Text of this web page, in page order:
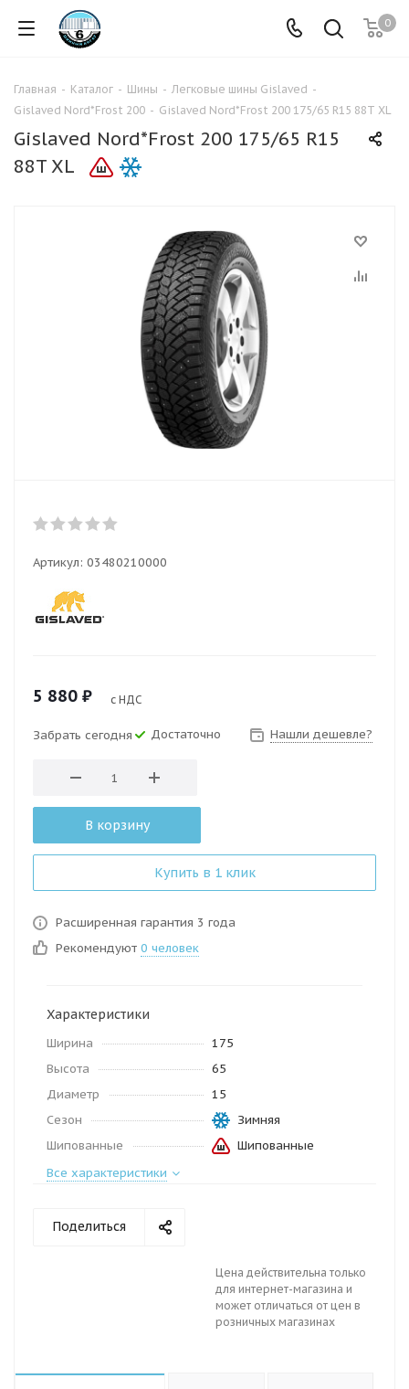
0
Главная - Каталог - Шины - Легковые шины Gislaved -
Gislaved Nord*Frost 200 - Gislaved Nord*Frost 200 175/65 R15 88T XL
Gislaved Nord*Frost 200 175/65 R15
88T XL
Артикул: 03480210000
5 880 ₽ с НДС
Забрать сегодня Достаточно Нашли дешевле?
В корзину
Купить в 1 клик
Расширенная гарантия 3 года
Рекомендуют 0 человек
Характеристики
Ширина
175
Высота
65
Диаметр
15
Сезон
Зимняя
Шипованные
Шипованные
Все характеристики
Поделиться
Цена действительна только
для интернет-магазина и
может отличаться от цен в
розничных магазинах